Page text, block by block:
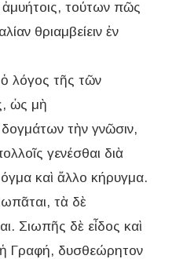
ἀμυήτοις, τούτων πῶς
θριαμβείειν ἐν
ὁ λόγος τῆς τῶν
ὡς μὴ
τὴν γνῶσιν,
γενέσθαι διὰ
καὶ ἄλλο κήρυγμα.
τὰ δὲ
Σιωπῆς δὲ εἶδος καὶ
Γραφή, δυσθεώρητον